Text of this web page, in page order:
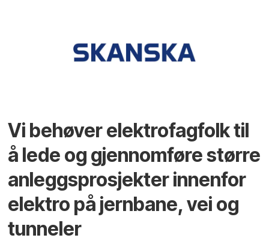
Vi behøver elektrofagfolk til
å lede og gjennomføre større
anleggsprosjekter innenfor
elektro på jernbane, vei og
tunneler